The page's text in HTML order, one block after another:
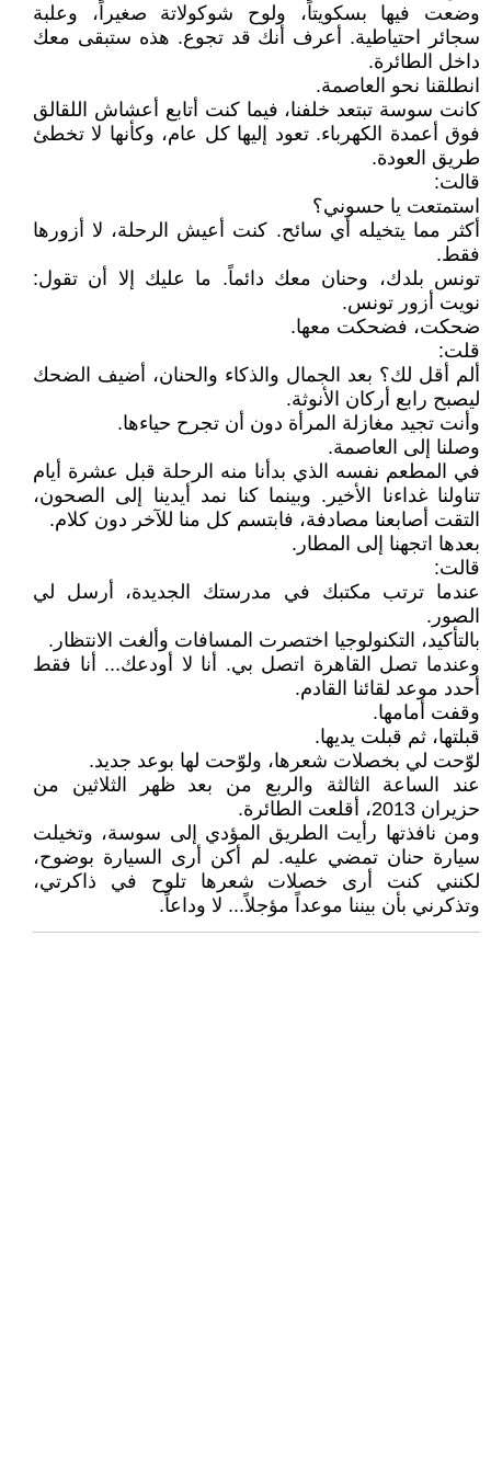
وضعت فيها بسكويتاً، ولوح شوكولاتة صغيراً، وعلبة
سجائر احتياطية. أعرف أنك قد تجوع. هذه ستبقى معك
داخل الطائرة.
انطلقنا نحو العاصمة.
كانت سوسة تبتعد خلفنا، فيما كنت أتابع أعشاش اللقالق
فوق أعمدة الكهرباء. تعود إليها كل عام، وكأنها لا تخطئ
طريق العودة.
قالت:
استمتعت يا حسوني؟
أكثر مما يتخيله أي سائح. كنت أعيش الرحلة، لا أزورها
فقط.
تونس بلدك، وحنان معك دائماً. ما عليك إلا أن تقول:
نويت أزور تونس.
ضحكت، فضحكت معها.
قلت:
ألم أقل لك؟ بعد الجمال والذكاء والحنان، أضيف الضحك
ليصبح رابع أركان الأنوثة.
وأنت تجيد مغازلة المرأة دون أن تجرح حياءها.
وصلنا إلى العاصمة.
في المطعم نفسه الذي بدأنا منه الرحلة قبل عشرة أيام
تناولنا غداءنا الأخير. وبينما كنا نمد أيدينا إلى الصحون،
التقت أصابعنا مصادفة، فابتسم كل منا للآخر دون كلام.
بعدها اتجهنا إلى المطار.
قالت:
عندما ترتب مكتبك في مدرستك الجديدة، أرسل لي
الصور.
بالتأكيد، التكنولوجيا اختصرت المسافات وألغت الانتظار.
وعندما تصل القاهرة اتصل بي. أنا لا أودعك... أنا فقط
أحدد موعد لقائنا القادم.
وقفت أمامها.
قبلتها، ثم قبلت يديها.
لوّحت لي بخصلات شعرها، ولوّحت لها بوعد جديد.
عند الساعة الثالثة والربع من بعد ظهر الثلاثين من
حزيران 2013، أقلعت الطائرة.
ومن نافذتها رأيت الطريق المؤدي إلى سوسة، وتخيلت
سيارة حنان تمضي عليه. لم أكن أرى السيارة بوضوح،
لكنني كنت أرى خصلات شعرها تلوح في ذاكرتي،
وتذكرني بأن بيننا موعداً مؤجلاً... لا وداعاً.